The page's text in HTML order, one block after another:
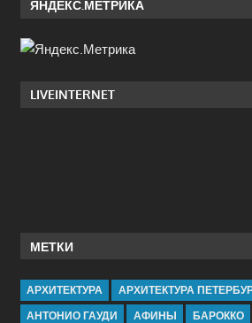
ЯНДЕКС.МЕТРИКА
LIVEINTERNET
МЕТКИ
АРХИТЕКТУРА
АРХИТЕКТУРА
АНТОНИО ГАУДИ
АФИНЫ БАРОККО